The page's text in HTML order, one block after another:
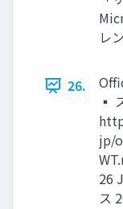
レ
26.
▪
jp/
26
ス